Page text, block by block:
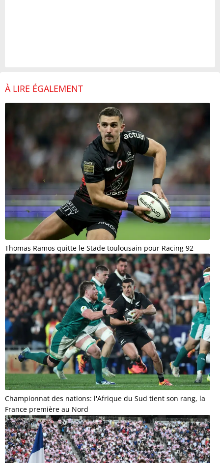
À LIRE ÉGALEMENT
Thomas Ramos quitte le Stade toulousain pour Racing 92
Championnat des nations: l'Afrique du Sud tient son rang, la
France première au Nord